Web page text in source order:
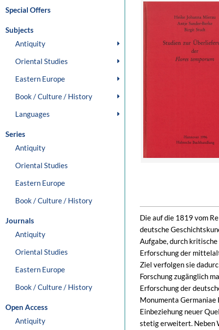
Special Offers
Subjects
Antiquity
Oriental Studies
Eastern Europe
Book / Culture / History
Languages
Series
Antiquity
Oriental Studies
Eastern Europe
Book / Culture / History
Journals
Antiquity
Oriental Studies
Eastern Europe
Book / Culture / History
Open Access
Antiquity
Die auf die 1819 vom
deutsche
Aufgabe, durch
Erforschung der
Ziel verfolgen sie
Forschung zugänglich
Erforschung der
Monumenta Germaniae
Einbeziehung neuer
stetig erweitert. Neben